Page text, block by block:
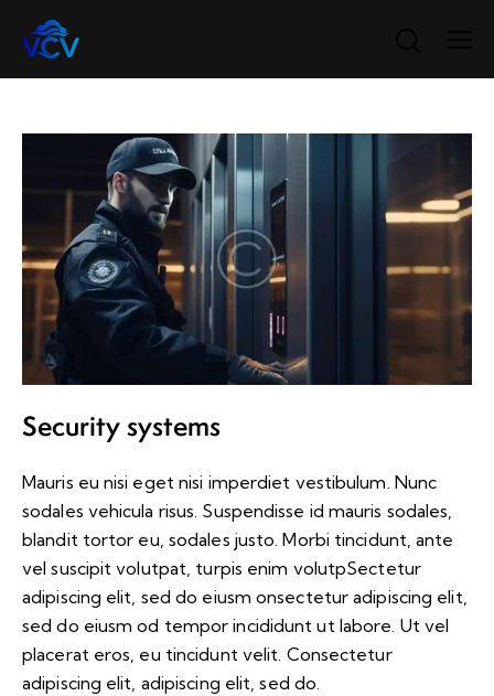
Security systems
Mauris eu nisi eget nisi imperdiet vestibulum. Nunc
sodales vehicula risus. Suspendisse id mauris sodales,
blandit tortor eu, sodales justo. Morbi tincidunt, ante
vel suscipit volutpat, turpis enim volutpSectetur
adipiscing elit, sed do eiusm onsectetur adipiscing elit,
sed do eiusm od tempor incididunt ut labore. Ut vel
placerat eros, eu tincidunt velit. Consectetur
adipiscing elit, adipiscing elit, sed do.